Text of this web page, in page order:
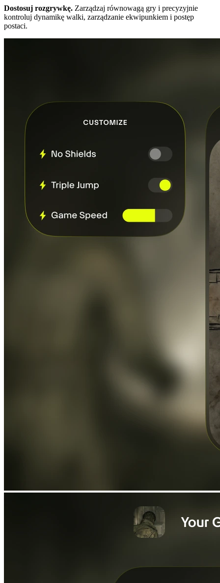
Dostosuj rozgrywkę. Zarządzaj równowagą gry i precyzyjnie
kontroluj dynamikę walki, zarządzanie ekwipunkiem i postęp
postaci.